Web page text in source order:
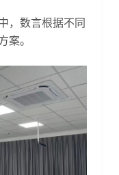
，数言根据不同
案。